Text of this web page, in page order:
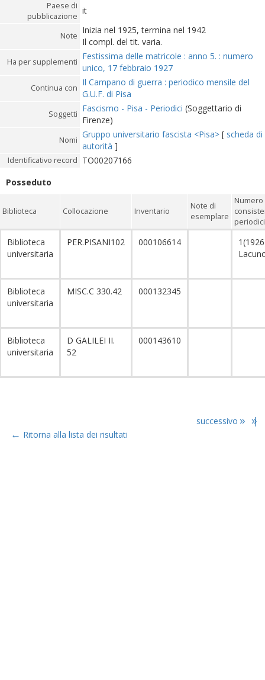
Paese di
pubblicazione
it
Note
Inizia nel 1925, termina nel 1942
Il compl. del tit. varia.
Ha per supplementi
Festissima delle matricole : anno 5. : numero
unico, 17 febbraio 1927
Continua con
Il Campano di guerra : periodico mensile del
G.U.F. di Pisa
Soggetti
Fascismo - Pisa - Periodici (Soggettario di
Firenze)
Nomi
Gruppo universitario fascista <Pisa> [ scheda di
autorità ]
Identificativo record TO00207166
Posseduto
Biblioteca Collocazione Inventario
Note di
esemplare
periodici
Biblioteca
universitaria
PER.PISANI102 000106614
Biblioteca
universitaria
MISC.C 330.42 000132345
Biblioteca
universitaria
D GALILEI II.
52
000143610
successivo » »|
← Ritorna alla lista dei risultati